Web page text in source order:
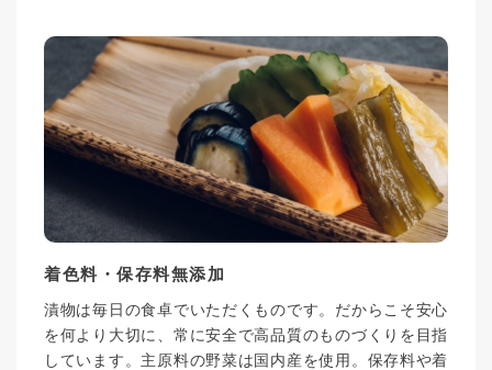
着色料・保存料無添加
漬物は毎日の食卓でいただくものです。だからこそ安心
を何より大切に、常に安全で高品質のものづくりを目指
しています。主原料の野菜は国内産を使用。保存料や着